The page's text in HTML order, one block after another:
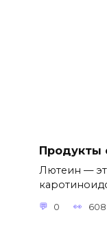
Продукты
Лютеин —
0 608